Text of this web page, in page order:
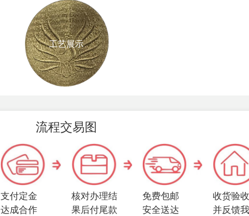
工艺展示
流程交易图
支付定金
达成合作
核对办理结
果后付尾款
免费包邮
安全送达
收货验
并反馈